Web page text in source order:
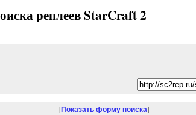
реплеев StarCraft 2
[Показать форму поиска]